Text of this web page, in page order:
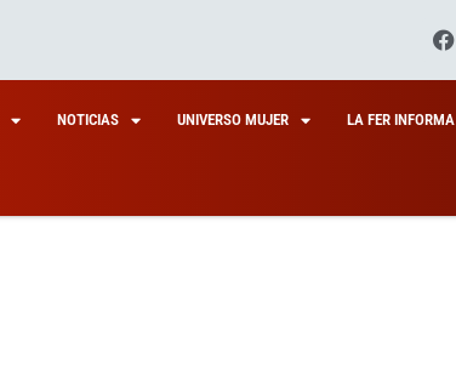
NOTICIAS UNIVERSO MUJER LA FER INFORMA